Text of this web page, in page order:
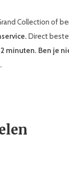
Collection of
Direct
minuten. Ben je